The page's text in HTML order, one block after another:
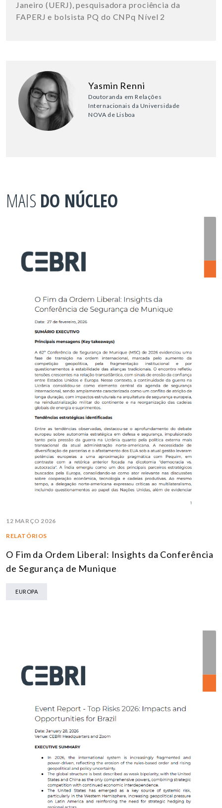
Janeiro (UERJ), pesquisadora prociência da
FAPERJ e bolsista PQ do CNPq Nível 2
Yasmin Renni
Doutoranda em Relações
Internacionais da Universidade
NOVA de Lisboa
MAIS DO NÚCLEO
12 MARÇO 2026
RELATÓRIOS
O Fim da Ordem Liberal: Insights da Conferência
de Segurança de Munique
EUROPA